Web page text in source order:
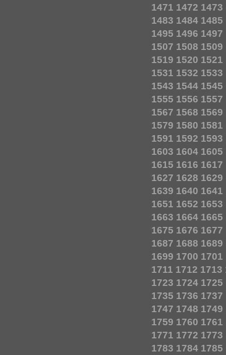
1471 1472 1473
1483 1484 1485
1495 1496 1497
1507 1508 1509
1519 1520 1521
1531 1532 1533
1543 1544 1545
1555 1556 1557
1567 1568 1569
1579 1580 1581
1591 1592 1593
1603 1604 1605
1615 1616 1617
1627 1628 1629
1639 1640 1641
1651 1652 1653
1663 1664 1665
1675 1676 1677
1687 1688 1689
1699 1700 1701
1711 1712 1713
1723 1724 1725
1735 1736 1737
1747 1748 1749
1759 1760 1761
1771 1772 1773
1783 1784 1785